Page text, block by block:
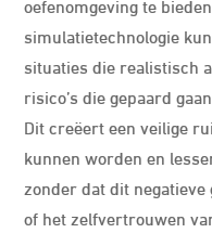
simulatietechnologie
situaties die realistisch
risico’s die gepaard
Dit creëert een veilige
kunnen worden en
zonder dat dit
of het zelfvertrouwen